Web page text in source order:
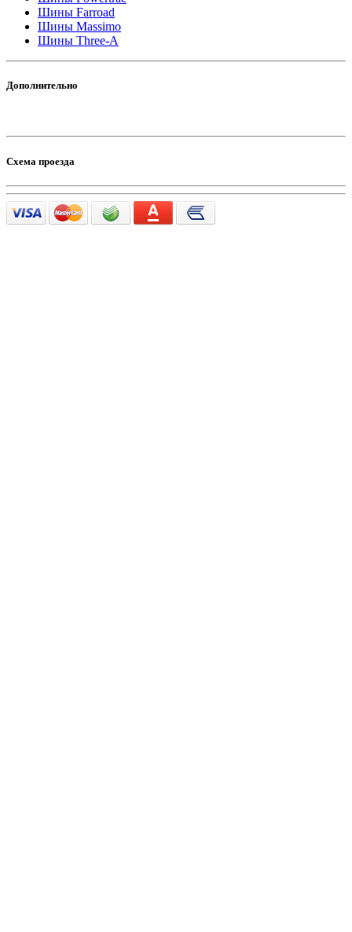
Шины Farroad
Шины Massimo
Шины Three-A
Дополнительно
Схема проезда